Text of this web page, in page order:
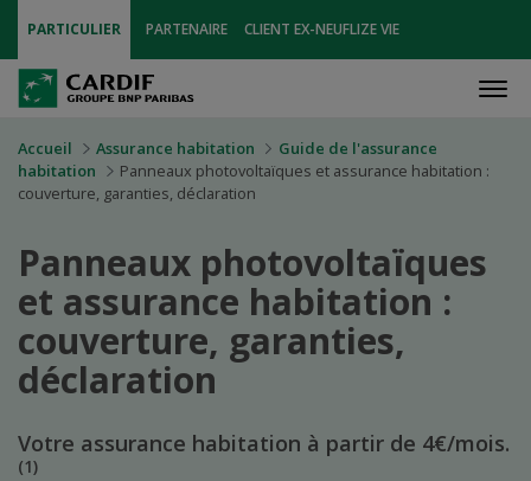
PARTICULIER PARTENAIRE CLIENT EX-NEUFLIZE VIE
Accueil Assurance habitation
Guide de l'assurance
habitation
Panneaux photovoltaïques et assurance habitation :
couverture, garanties, déclaration
Panneaux photovoltaïques
et assurance habitation :
couverture, garanties,
déclaration
Votre assurance habitation à partir de 4€/mois.
(1)